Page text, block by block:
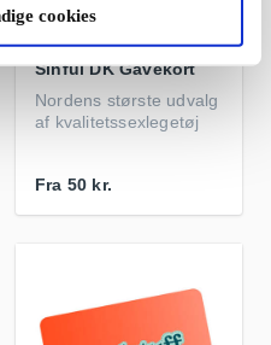
cookies
Sinful DK Gavekort
Nordens største udvalg
af kvalitetssexlegetøj
Fra 50 kr.